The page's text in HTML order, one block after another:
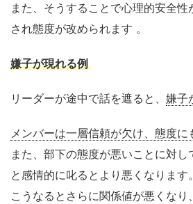
また、そうすることで心理的安全
され態度が改められます 。
嫌子が現れる例
リーダーが途中で話を遮ると、 嫌子
メンバーは一層信頼が欠け、態度に
また、部下の態度が悪いことに対
と感情的に叱るとより悪くなります。
こうなるとさらに関係値が悪くな